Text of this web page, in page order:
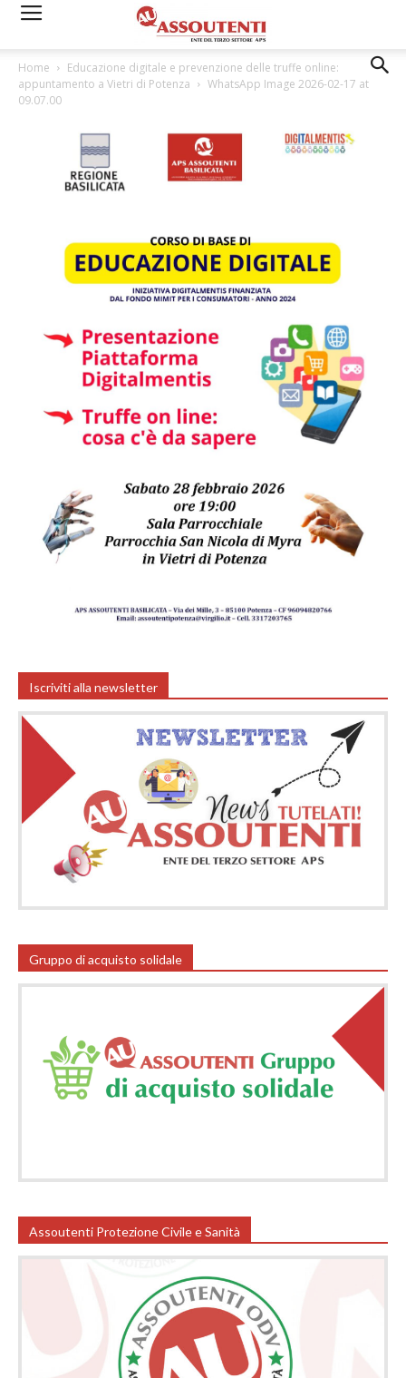
Home
Educazione digitale e prevenzione delle truffe online:
appuntamento a Vietri di Potenza
WhatsApp Image 2026-02-17 at
09.07.00
Iscriviti alla newsletter
Gruppo di acquisto solidale
Assoutenti Protezione Civile e Sanità